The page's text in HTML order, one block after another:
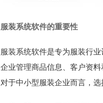
服装系统软件的重要性
服装系统软件是专为服装行
企业管理商品信息、客户资
对于中小型服装企业而言，